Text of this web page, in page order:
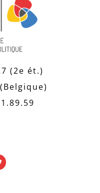
(2e ét.)